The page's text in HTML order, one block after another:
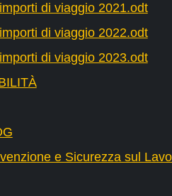
di viaggio 2021.odt
di viaggio 2022.odt
di viaggio 2023.odt
e Sicurezza sul